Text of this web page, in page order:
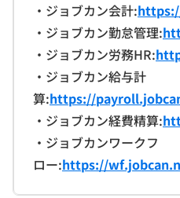
・ジョブカン会計:
・ジョブカン勤怠管理:
・ジョブカン労務HR:
・ジョブカン給与計
算:https://
・ジョブカン経費精算:
・ジョブカンワークフ
ロー:https://